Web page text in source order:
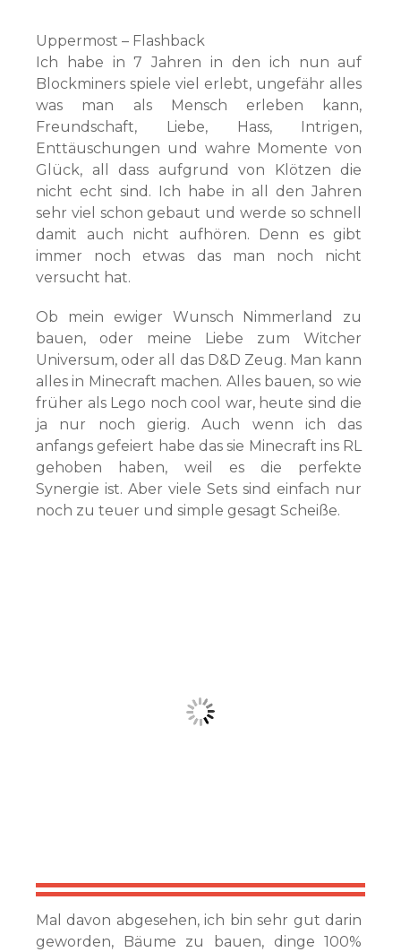
Uppermost – Flashback
Ich habe in 7 Jahren in den ich nun auf
Blockminers spiele viel erlebt, ungefähr alles
was man als Mensch erleben kann,
Freundschaft, Liebe, Hass, Intrigen,
Enttäuschungen und wahre Momente von
Glück, all dass aufgrund von Klötzen die
nicht echt sind. Ich habe in all den Jahren
sehr viel schon gebaut und werde so schnell
damit auch nicht aufhören. Denn es gibt
immer noch etwas das man noch nicht
versucht hat.
Ob mein ewiger Wunsch Nimmerland zu
bauen, oder meine Liebe zum Witcher
Universum, oder all das D&D Zeug. Man kann
alles in Minecraft machen. Alles bauen, so wie
früher als Lego noch cool war, heute sind die
ja nur noch gierig. Auch wenn ich das
anfangs gefeiert habe das sie Minecraft ins RL
gehoben haben, weil es die perfekte
Synergie ist. Aber viele Sets sind einfach nur
noch zu teuer und simple gesagt Scheiße.
Mal davon abgesehen, ich bin sehr gut darin
geworden, Bäume zu bauen, dinge 100%